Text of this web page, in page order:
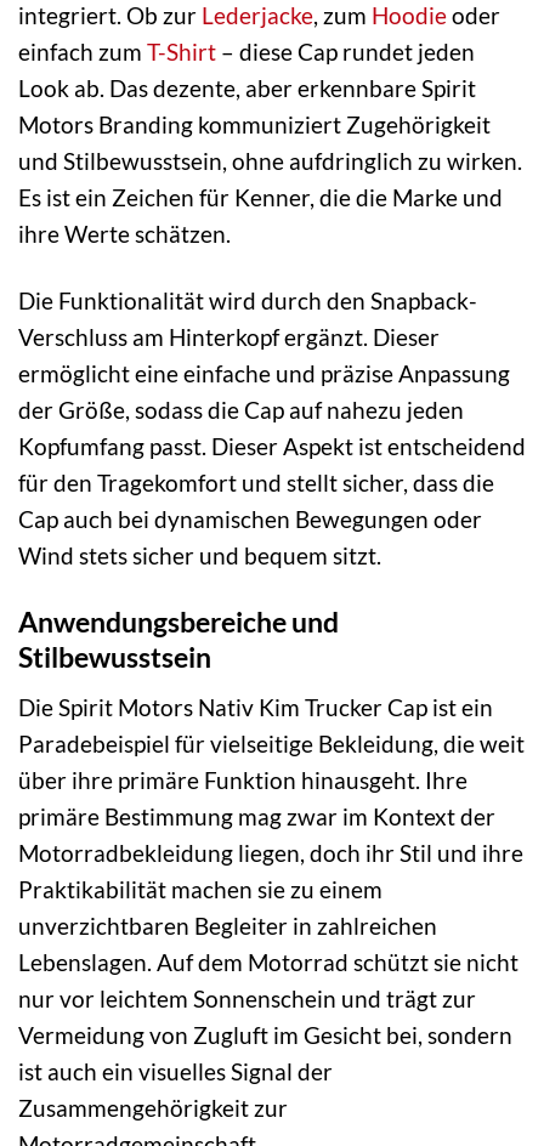
integriert. Ob zur Lederjacke, zum Hoodieoder
einfach zum T-Shirt – diese Cap rundet jeden
Look ab. Das dezente, aber erkennbare Spirit
Motors Branding kommuniziert Zugehörigkeit
und Stilbewusstsein, ohne aufdringlich zu wirken.
Es ist ein Zeichen für Kenner, die die Marke und
ihre Werte schätzen.
Die Funktionalität wird durch den Snapback-
Verschluss am Hinterkopf ergänzt. Dieser
ermöglicht eine einfache und präzise Anpassung
der Größe, sodass die Cap auf nahezu jeden
Kopfumfang passt. Dieser Aspekt ist entscheidend
für den Tragekomfort und stellt sicher, dass die
Cap auch bei dynamischen Bewegungen oder
Wind stets sicher und bequem sitzt.
Anwendungsbereiche und
Stilbewusstsein
Die Spirit Motors Nativ Kim Trucker Cap ist ein
Paradebeispiel für vielseitige Bekleidung, die weit
über ihre primäre Funktion hinausgeht. Ihre
primäre Bestimmung mag zwar im Kontext der
Motorradbekleidung liegen, doch ihr Stil und ihre
Praktikabilität machen sie zu einem
unverzichtbaren Begleiter in zahlreichen
Lebenslagen. Auf dem Motorrad schützt sie nicht
nur vor leichtem Sonnenschein und trägt zur
Vermeidung von Zugluft im Gesicht bei, sondern
ist auch ein visuelles Signal der
Zusammengehörigkeit zur